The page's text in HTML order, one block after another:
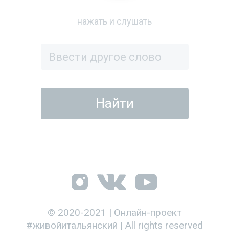
нажать и слушать
© 2020-2021 | Онлайн-проект
#живойитальянский | All rights reserved